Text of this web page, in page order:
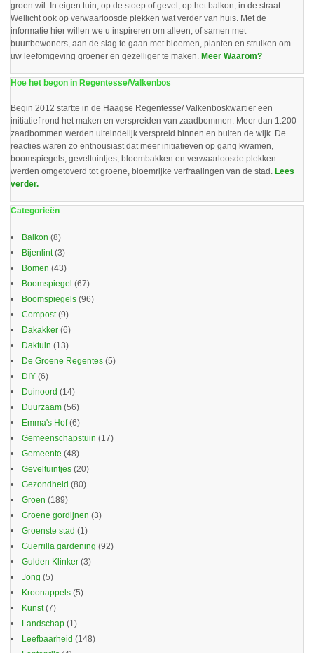
groen wil. In eigen tuin, op de stoep of gevel, op het balkon, in de straat.
Wellicht ook op verwaarloosde plekken wat verder van huis. Met de
informatie hier willen we u inspireren om alleen, of samen met
buurtbewoners, aan de slag te gaan met bloemen, planten en struiken om
uw leefomgeving groener en gezelliger te maken. Meer Waarom?
Hoe het begon in Regentesse/Valkenbos
Begin 2012 startte in de Haagse Regentesse/ Valkenboskwartier een
initiatief rond het maken en verspreiden van zaadbommen. Meer dan 1.200
zaadbommen werden uiteindelijk verspreid binnen en buiten de wijk. De
reacties waren zo enthousiast dat meer initiatieven op gang kwamen,
boomspiegels, geveltuintjes, bloembakken en verwaarloosde plekken
werden omgetoverd tot groene, bloemrijke verfraaiingen van de stad. Lees
verder.
Categorieën
Balkon (8)
Bijenlint(3)
Bomen (43)
Boomspiegel (67)
Boomspiegels (96)
Compost(9)
Dakakker (6)
Daktuin (13)
De Groene Regentes (5)
DIY (6)
Duinoord (14)
Duurzaam (56)
Emma's Hof(6)
Gemeenschapstuin (17)
Gemeente (48)
Geveltuintjes (20)
Gezondheid (80)
Groen (189)
Groene gordijnen (3)
Groenste stad (1)
Guerrilla gardening (92)
Gulden Klinker (3)
Jong (5)
Kroonappels (5)
Kunst(7)
Landschap (1)
Leefbaarheid (148)